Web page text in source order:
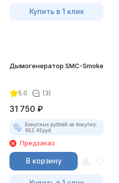
Купить в 1 клик
Дымогенератор SMC-Smoke
5.0 (3)
31 750 ₽
Бонусных рублей за покупку:
953.45руб.
Предзаказ
В корзину